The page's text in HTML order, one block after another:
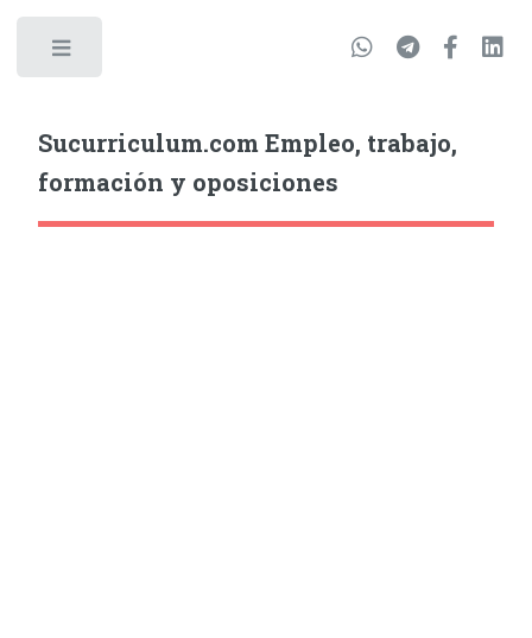
Sucurriculum.com Empleo, trabajo,
formación y oposiciones